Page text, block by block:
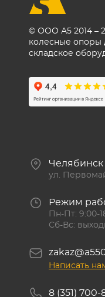
© ООО А5 2014 –
колесные опоры
складское
Челябинск
ул.
Режим
Пн-Пт: 9:00-
Сб-Вс:
Написать
8 (351) 700-